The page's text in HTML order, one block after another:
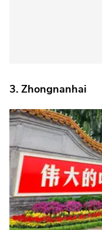
3. Zhongnanhai